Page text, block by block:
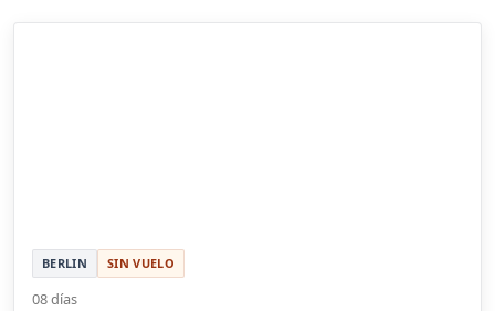
BERLIN SIN VUELO
08 días